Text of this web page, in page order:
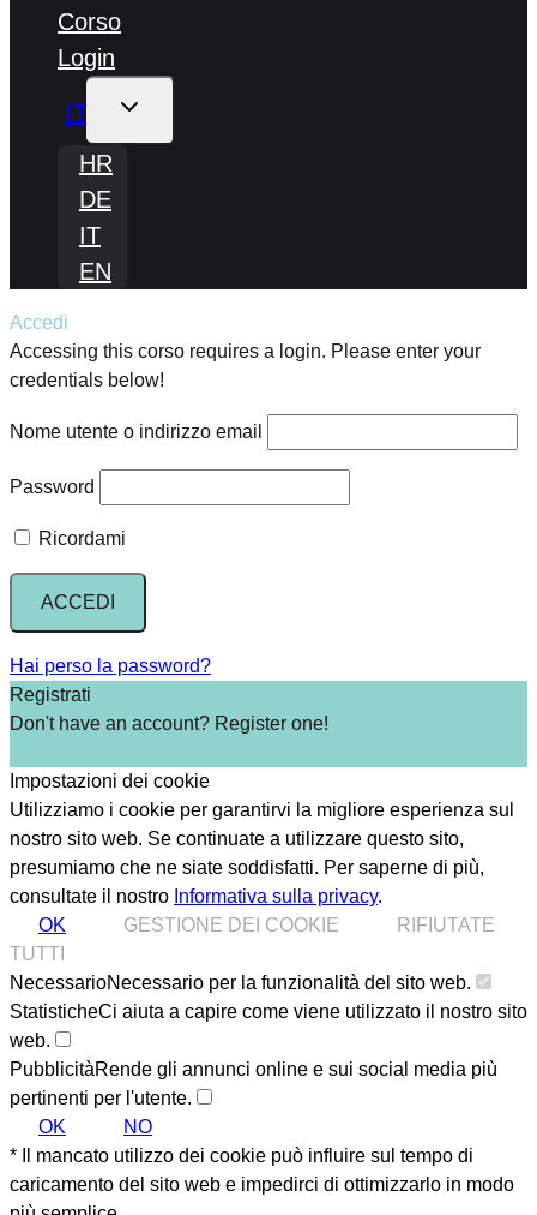
Corso
Login
IT
ALTERNA
HR
DE
IT
EN
Accedi
Accessing this corso requires a login. Please enter your
credentials below!
Nome utente o indirizzo email
Password
Ricordami
Hai perso la password?
Registrati
Don't have an account? Register one!
Impostazioni dei cookie
Utilizziamo i cookie per garantirvi la migliore esperienza sul
nostro sito web. Se continuate a utilizzare questo sito,
presumiamo che ne siate soddisfatti. Per saperne di più,
consultate il nostro Informativa sulla privacy.
OK
GESTIONE DEI COOKIE
RIFIUTATE
TUTTI
NecessarioNecessario per la funzionalità del sito web.
StatisticheCi aiuta a capire come viene utilizzato il nostro sito
web.
PubblicitàRende gli annunci online e sui social media più
pertinenti per l'utente.
OK
NO
* Il mancato utilizzo dei cookie può influire sul tempo di
caricamento del sito web e impedirci di ottimizzarlo in modo